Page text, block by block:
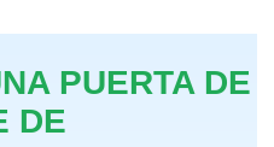
PUERTA DE
DE